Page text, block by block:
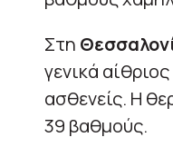
Στη
γενικά
ασθενείς. Η
39 βαθμούς.